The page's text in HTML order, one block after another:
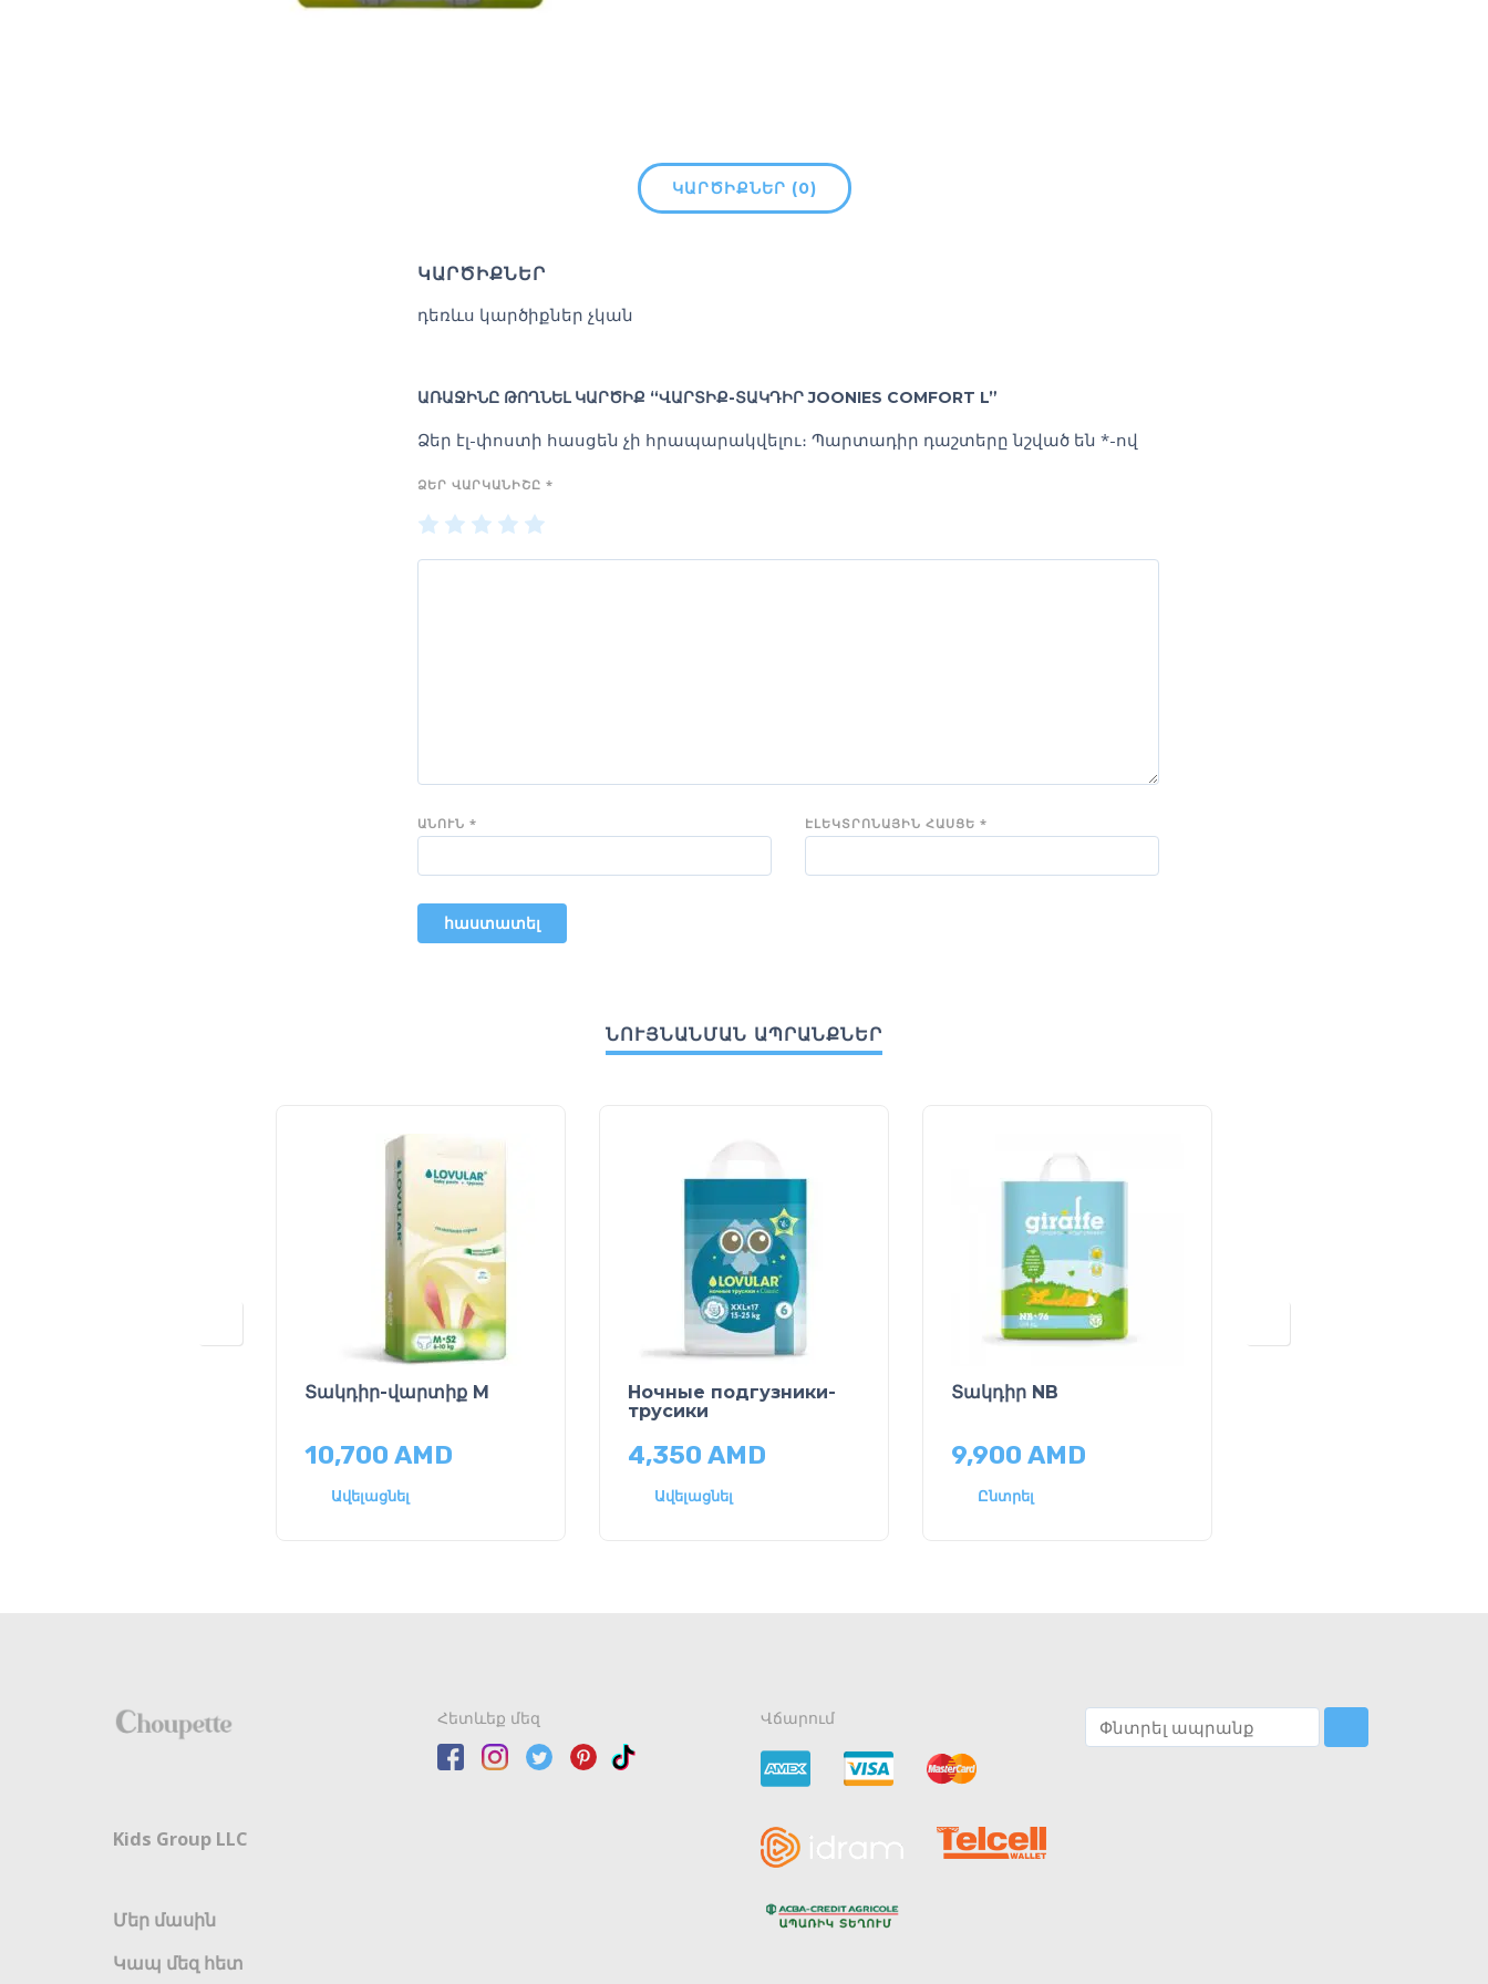
ԿԱՐԾԻՔՆԵՐ (0)
ԿԱՐԾԻՔՆԵՐ
դեռևս կարծիքներ չկան
ԱՌԱՋԻՆԸ ԹՈՂՆԵԼ ԿԱՐԾԻՔ “ՎԱՐՏԻՔ-ՏԱԿԴԻՐ JOONIES COMFORT L”
Ձեր էլ-փոստի հասցեն չի հրապարակվելու։ Պարտադիր դաշտերը նշված են *-ով
ՁԵՐ ՎԱՐԿԱՆԻՇԸ *
1
2
3
4
ԱՆՈՒՆ * ԷԼԵԿՏՐՈՆԱՅԻՆ ՀԱՍՑԵ *
ՆՈՒՅՆԱՆՄԱՆ ԱՊՐԱՆՔՆԵՐ
Տակդիր-վարտիք M
10,700 AMD
Ավելացնել
Ночные подгузники-
трусики
4,350 AMD
Ավելացնել
Տակդիր NB
9,900 AMD
Ընտրել
Kids Group LLC
Մեր մասին
Կապ մեզ հետ
Հետևեք մեզ Վճարում